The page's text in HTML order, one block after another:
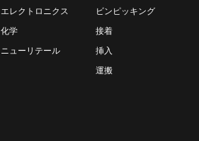
エレクトロニクス
化学
ニューリテール
ビンピッキング
接着
挿入
運搬